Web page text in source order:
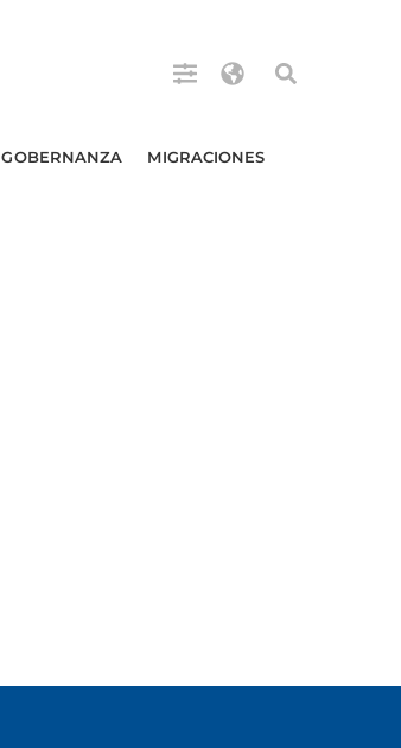
GOBERNANZA MIGRACIONES